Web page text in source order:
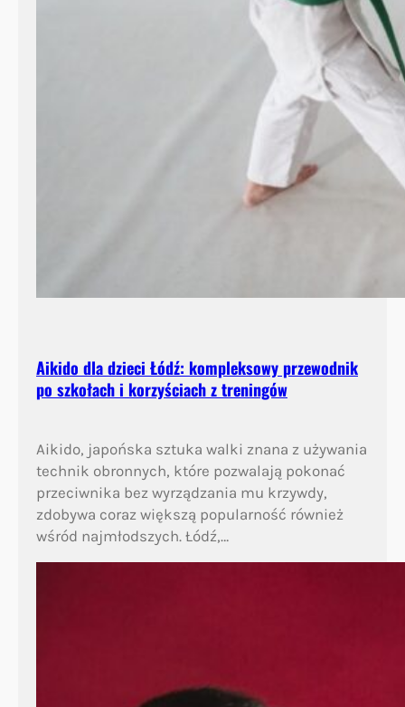
Aikido dla dzieci Łódź: kompleksowy przewodnik
po szkołach i korzyściach z treningów
Aikido, japońska sztuka walki znana z używania
technik obronnych, które pozwalają pokonać
przeciwnika bez wyrządzania mu krzywdy,
zdobywa coraz większą popularność również
wśród najmłodszych. Łódź,…